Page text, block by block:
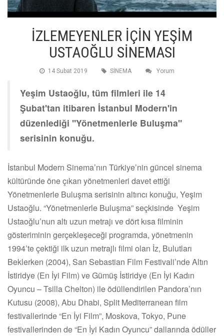
İZLEMEYENLER İÇİN YEŞİM
USTAOĞLU SİNEMASI
14 Subat 2019 SİNEMA Yorum
Yeşim Ustaoğlu, tüm filmleri ile 14
Şubat'tan itibaren İstanbul Modern'in
düzenlediği "Yönetmenlerle Buluşma"
serisinin konuğu.
İstanbul Modern Sinema’nın Türkiye’nin güncel sinema
kültüründe öne çıkan yönetmenleri davet ettiği
Yönetmenlerle Buluşma serisinin altıncı konuğu, Yeşim
Ustaoğlu. “Yönetmenlerle Buluşma” seçkisinde Yeşim
Ustaoğlu’nun altı uzun metrajı ve dört kısa filminin
gösteriminin gerçekleşeceği programda, yönetmenin
1994’te çektiği ilk uzun metrajlı filmi olan İz, Bulutları
Beklerken (2004), San Sebastian Film Festivali’nde Altın
İstiridye (En İyi Film) ve Gümüş İstiridye (En İyi Kadın
Oyuncu – Tsilla Chelton) ile ödüllendirilen Pandora’nın
Kutusu (2008), Abu Dhabi, Split Mediterranean film
festivallerinde “En İyi Film”, Moskova, Tokyo, Pune
festivallerinden de “En İyi Kadın Oyuncu” dallarında ödüller